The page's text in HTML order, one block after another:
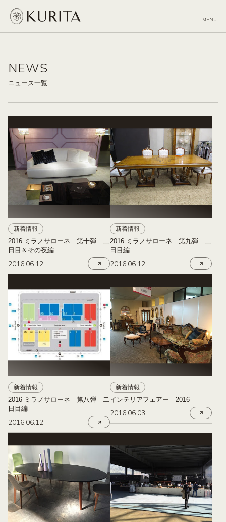
NEWS
ニュース一覧
新着情報
2016 ミラノサローネ 第十弾 二
日目＆その夜編
2016.06.12
新着情報
2016 ミラノサローネ 第九弾 二
日目編
2016.06.12
新着情報
2016 ミラノサローネ 第八弾 二
日目編
2016.06.12
新着情報
インテリアフェアー 2016
2016.06.03